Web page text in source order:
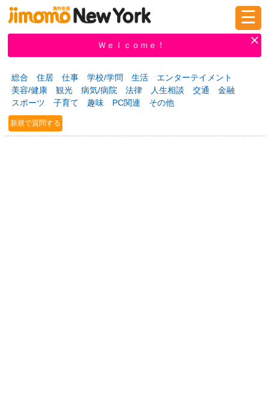
新規登録
掲示板 タウン情報 教えて！
☰
Ｗｅｌｃｏｍｅ！
総合 住居 仕事 学校/学問 生活
エンターテイメント
美容/健康
観光 病気/病院 法律 人生相談 交通
金融
スポーツ
子育て 趣味 PC関連 その他
新規で質問する